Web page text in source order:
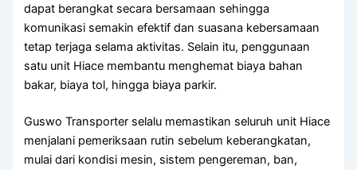
dapat berangkat secara bersamaan sehingga
komunikasi semakin efektif dan suasana kebersamaan
tetap terjaga selama aktivitas. Selain itu, penggunaan
satu unit Hiace membantu menghemat biaya bahan
bakar, biaya tol, hingga biaya parkir.
Guswo Transporter selalu memastikan seluruh unit Hiace
menjalani pemeriksaan rutin sebelum keberangkatan,
mulai dari kondisi mesin, sistem pengereman, ban,